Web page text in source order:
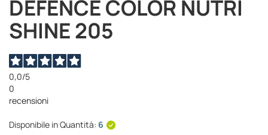
DEFENCE COLOR NUTRI
SHINE 205
0,0/5
0
recensioni
Disponibile in Quantità: 6
all'inizio
della
galleria
immagini